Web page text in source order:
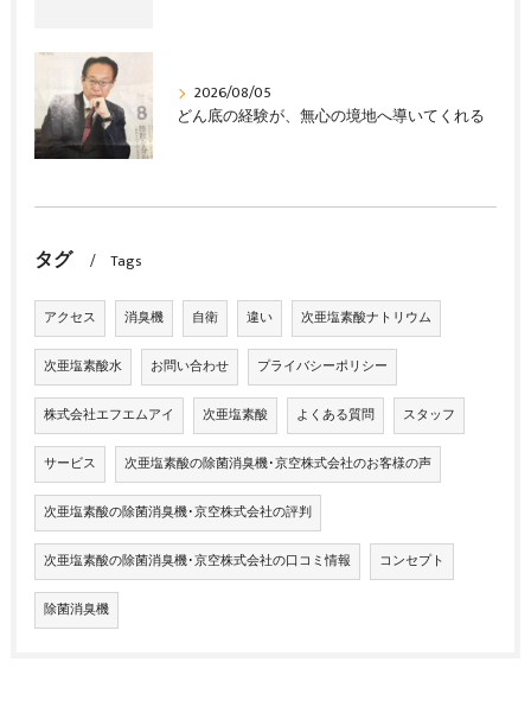
2026/08/05
どん底の経験が、無心の境地へ導いてくれる
タグ Tags
アクセス 消臭機 自衛 違い 次亜塩素酸ナトリウム
次亜塩素酸水 お問い合わせ プライバシーポリシー
株式会社エフエムアイ 次亜塩素酸 よくある質問 スタッフ
サービス 次亜塩素酸の除菌消臭機･京空株式会社のお客様の声
次亜塩素酸の除菌消臭機･京空株式会社の評判
次亜塩素酸の除菌消臭機･京空株式会社の口コミ情報 コンセプト
除菌消臭機